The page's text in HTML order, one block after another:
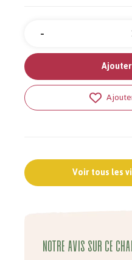
Quantité
-
Voir tous les
Notre avis sur ce